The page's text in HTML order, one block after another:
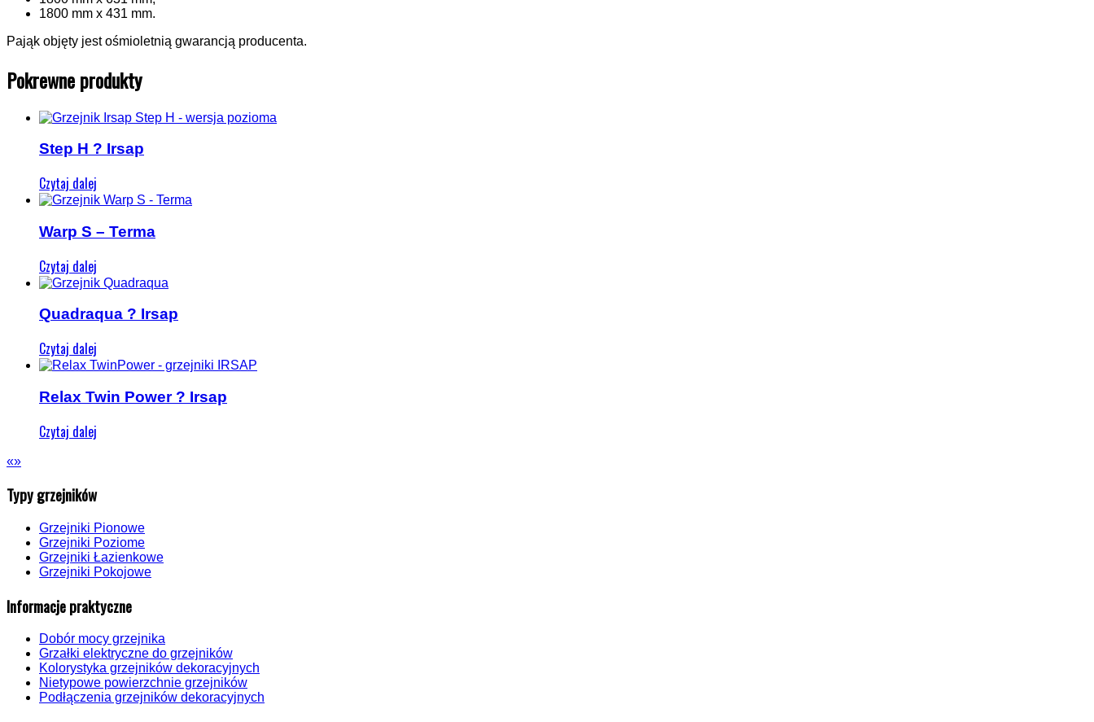
1800 mm x 431 mm.
Pająk objęty jest ośmioletnią gwarancją producenta.
Pokrewne produkty
Step H ? Irsap
Czytaj dalej
Warp S – Terma
Czytaj dalej
Quadraqua ? Irsap
Czytaj dalej
Relax Twin Power ? Irsap
Czytaj dalej
«»
Typy grzejników
Grzejniki Pionowe
Grzejniki Poziome
Grzejniki Łazienkowe
Grzejniki Pokojowe
Informacje praktyczne
Dobór mocy grzejnika
Grzałki elektryczne do grzejników
Kolorystyka grzejników dekoracyjnych
Nietypowe powierzchnie grzejników
Podłączenia grzejników dekoracyjnych